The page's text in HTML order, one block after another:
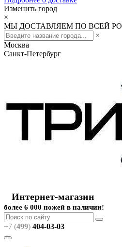
Изменить город
×
МЫ ДОСТАВЛЯЕМ ПО ВСЕЙ
×
Москва
Санкт-Петербург
Интернет-магазин
более 6 000 ножей в наличии!
+7 (499) 404-03-03